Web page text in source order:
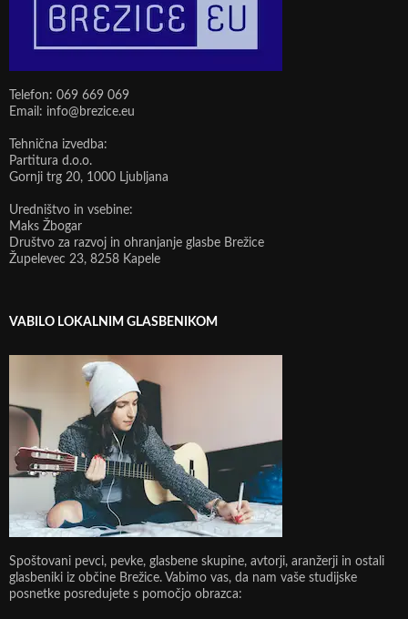
Telefon: 069 669 069
Email: info@brezice.eu
Tehnična izvedba:
Partitura d.o.o.
Gornji trg 20, 1000 Ljubljana
Uredništvo in vsebine:
Maks Žbogar
Društvo za razvoj in ohranjanje glasbe Brežice
Župelevec 23, 8258 Kapele
VABILO LOKALNIM GLASBENIKOM
Spoštovani pevci, pevke, glasbene skupine, avtorji, aranžerji in ostali
glasbeniki iz občine Brežice. Vabimo vas, da nam vaše studijske
posnetke posredujete s pomočjo obrazca: